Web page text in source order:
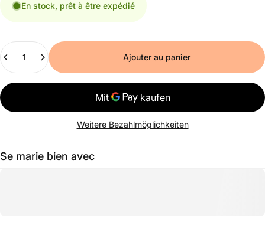
En stock, prêt à être expédié
Ajouter au panier
Weitere Bezahlmöglichkeiten
Se marie bien avec